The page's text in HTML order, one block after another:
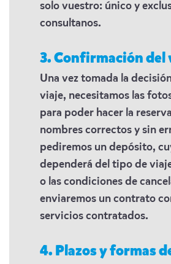
solo vuestro: único y
consultanos.
3. Confirmación del
Una vez tomada la
viaje, necesitamos las
para poder hacer la
nombres correctos y sin
pediremos un depósito,
dependerá del tipo de
o las condiciones de
enviaremos un contrato
servicios contratados.
4. Plazos y formas